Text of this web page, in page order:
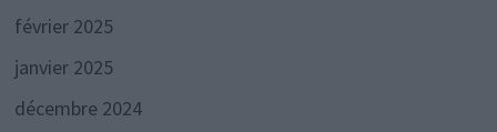
février 2025
janvier 2025
décembre 2024